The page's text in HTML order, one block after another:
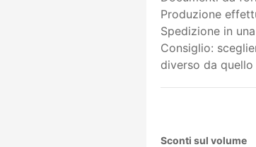
Produzione
Spedizione in
Consiglio:
diverso da
Sconti sul volume